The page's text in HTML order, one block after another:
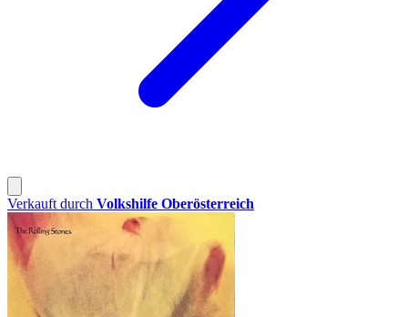
Verkauft durch Volkshilfe Oberösterreich